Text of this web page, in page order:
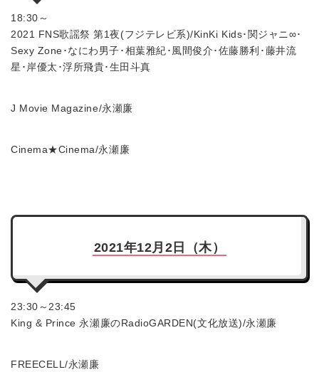
18:30～
2021 FNS歌謡祭 第1夜(フジテレビ系)/KinKi Kids･関ジャニ∞･
Sexy Zone･なにわ男子･相葉雅紀･風間俊介･佐藤勝利･藤井流
星･岸優太･浮所飛貴･生田斗真
J Movie Magazine/永瀬廉
Cinema★Cinema/永瀬廉
2021年12月2日（木）
23:30～23:45
King & Prince 永瀬廉のRadioGARDEN(文化放送)/永瀬廉
FREECELL/永瀬廉